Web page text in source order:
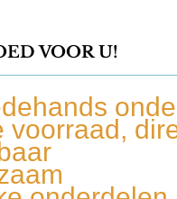
VOOR U!
voorraad,